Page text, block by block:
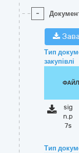
-
Тип
закупівлі
ФАЙЛ
sig
n.p
7s
Тип